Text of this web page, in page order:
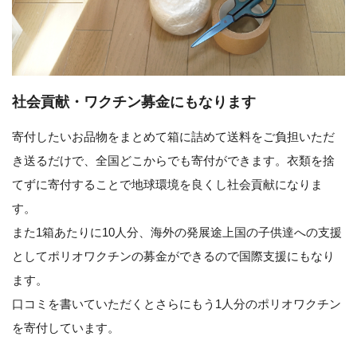
社会貢献・ワクチン募金にもなります
寄付したいお品物をまとめて箱に詰めて送料をご負担いただ
き送るだけで、全国どこからでも寄付ができます。衣類を捨
てずに寄付することで地球環境を良くし社会貢献になりま
す。
また1箱あたりに10人分、海外の発展途上国の子供達への支援
としてポリオワクチンの募金ができるので国際支援にもなり
ます。
口コミを書いていただくとさらにもう1人分のポリオワクチン
を寄付しています。